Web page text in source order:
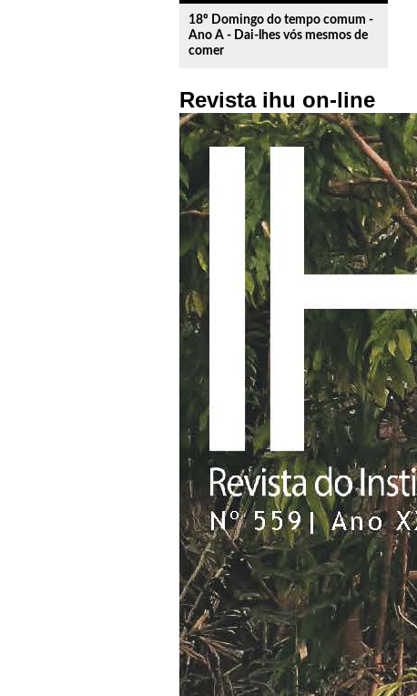
18º Domingo do tempo comum -
Ano A - Dai-lhes vós mesmos de
comer
Revista ihu on-line